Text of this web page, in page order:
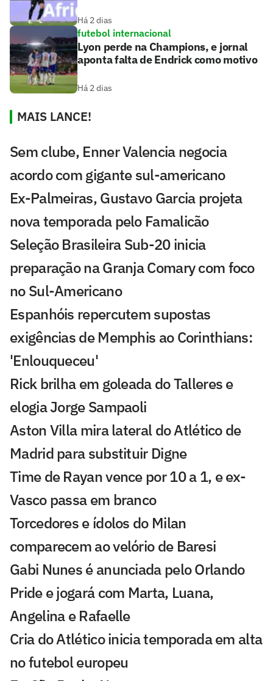
Há 2 dias
futebol internacional
Lyon perde na Champions, e jornal
aponta falta de Endrick como motivo
Há 2 dias
MAIS LANCE!
Sem clube, Enner Valencia negocia
acordo com gigante sul-americano
Ex-Palmeiras, Gustavo Garcia projeta
nova temporada pelo Famalicão
Seleção Brasileira Sub-20 inicia
preparação na Granja Comary com foco
no Sul-Americano
Espanhóis repercutem supostas
exigências de Memphis ao Corinthians:
'Enlouqueceu'
Rick brilha em goleada do Talleres e
elogia Jorge Sampaoli
Aston Villa mira lateral do Atlético de
Madrid para substituir Digne
Time de Rayan vence por 10 a 1, e ex-
Vasco passa em branco
Torcedores e ídolos do Milan
comparecem ao velório de Baresi
Gabi Nunes é anunciada pelo Orlando
Pride e jogará com Marta, Luana,
Angelina e Rafaelle
Cria do Atlético inicia temporada em alta
no futebol europeu